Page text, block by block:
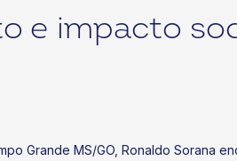
e impacto
Grande MS/GO, Ronaldo Sorana